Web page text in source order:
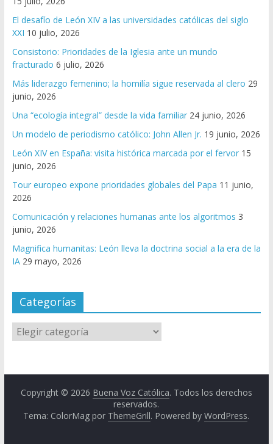
El desafío de León XIV a las universidades católicas del siglo
XXI 10 julio, 2026
Consistorio: Prioridades de la Iglesia ante un mundo
fracturado 6 julio, 2026
Más liderazgo femenino; la homilía sigue reservada al clero 29
junio, 2026
Una “ecología integral” desde la vida familiar 24 junio, 2026
Un modelo de periodismo católico: John Allen Jr. 19 junio, 2026
León XIV en España: visita histórica marcada por el fervor 15
junio, 2026
Tour europeo expone prioridades globales del Papa 11 junio,
2026
Comunicación y relaciones humanas ante los algoritmos 3
junio, 2026
Magnifica humanitas: León lleva la doctrina social a la era de la
IA 29 mayo, 2026
Categorías
Copyright © 2026 Buena Voz Católica. Todos los derechos
reservados.
Tema: ColorMag por ThemeGrill. Powered byWordPress.